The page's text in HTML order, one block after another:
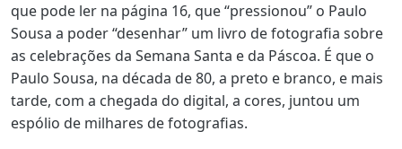
que pode ler na página 16, que “pressionou” o Paulo
Sousa a poder “desenhar” um livro de fotografia sobre
as celebrações da Semana Santa e da Páscoa. É que o
Paulo Sousa, na década de 80, a preto e branco, e mais
tarde, com a chegada do digital, a cores, juntou um
espólio de milhares de fotografias.